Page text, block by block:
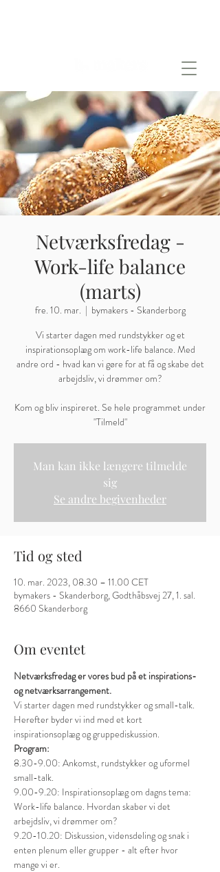
Netværksfredag -
Work-life balance
(marts)
fre. 10. mar.
  |
bymakers - Skanderborg
Vi starter dagen med rundstykker og et
inspirationsoplæg om work-life balance. Med
andre ord - hvad kan vi gøre for at få og skabe det
arbejdsliv, vi drømmer om?
Kom og bliv inspireret. Se hele programmet under
"Tilmeld"
Man kan ikke længere tilmelde
sig
Se andre begivenheder
Tid og sted
10. mar. 2023, 08.30 – 11.00 CET
bymakers - Skanderborg, Godthåbsvej 27, 1. sal.
8660 Skanderborg
Om eventet
Netværksfredag er vores bud på et inspirations-
og netværksarrangement.
Vi starter dagen med rundstykker og small-talk.
Herefter byder vi ind med et kort
inspirationsoplæg og gruppediskussion.
Program:
8.30-9.00: Ankomst, rundstykker og uformel
small-talk.
9.00-9.20: Inspirationsoplæg om dagns tema:
Work-life balance. Hvordan skaber vi det
arbejdsliv, vi drømmer om?
9.20-10.20: Diskussion, vidensdeling og snak i
enten plenum eller grupper - alt efter hvor
mange vi er.